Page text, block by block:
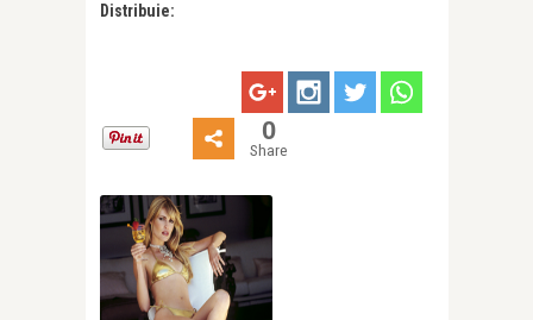
Distribuie:
0
Share